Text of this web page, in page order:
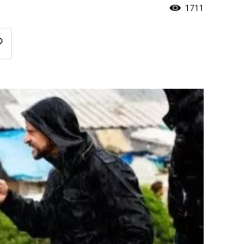
1711